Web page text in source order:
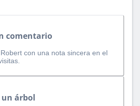
comentario
con una nota sincera en el
árbol